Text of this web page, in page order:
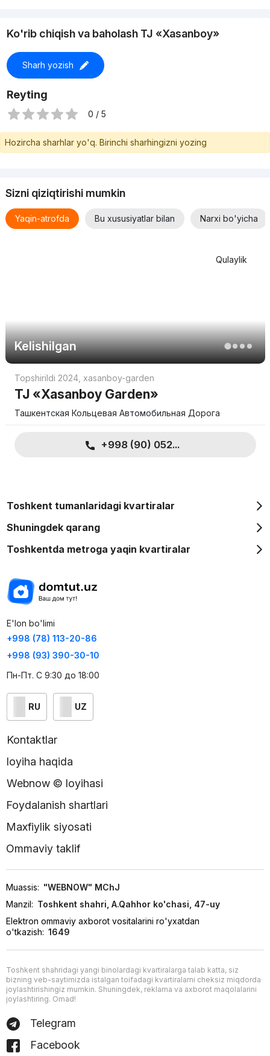
Ko'rib chiqish va baholash TJ «Xasanboy»
Sharh yozish
Reyting
0 / 5
Hozircha sharhlar yo'q. Birinchi sharhingizni yozing
Sizni qiziqtirishi mumkin
Yaqin-atrofda Bu xususiyatlar bilan Narxi bo'yicha
Qulaylik
Kelishilgan
Topshirildi 2024, xasanboy-garden
TJ «Xasanboy Garden»
Ташкентская Кольцевая Автомобильная Дорога
+998 (90) 052...
Toshkent tumanlaridagi kvartiralar
Shuningdek qarang
Toshkentda metroga yaqin kvartiralar
E'lon bo'limi
+998 (78) 113-20-86
+998 (93) 390-30-10
Пн-Пт. С 9:30 до 18:00
RU UZ
Kontaktlar
loyiha haqida
Webnow © loyihasi
Foydalanish shartlari
Maxfiylik siyosati
Ommaviy taklif
Muassis: "WEBNOW" MChJ
Manzil: Toshkent shahri, A.Qahhor ko'chasi, 47-uy
Elektron ommaviy axborot vositalarini ro'yxatdan
o'tkazish: 1649
Toshkent shahridagi yangi binolardagi kvartiralarga talab katta, siz
bizning veb-saytimizda istalgan toifadagi kvartiralarni cheksiz miqdorda
joylashtirishingiz mumkin. Shuningdek, reklama va axborot maqolalarini
joylashtiring. Omad!
Telegram
Facebook